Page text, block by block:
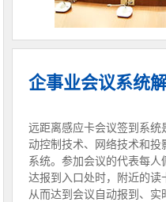
企事业会议系统
远距离感应卡会议签到系统
动控制技术、网络技术和投
系统。参加会议的代表每人
达报到入口处时，附近的读
从而达到会议自动报到、